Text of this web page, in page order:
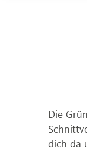
Die
dich da